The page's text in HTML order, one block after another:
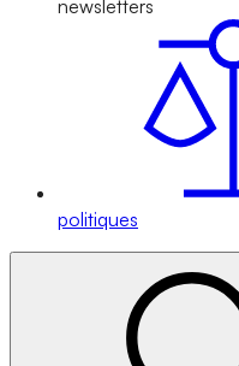
newsletters
politiques